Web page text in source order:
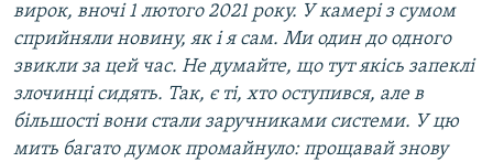
вирок, вночі 1 лютого 2021 року. У камері з сумом
сприйняли новину, як і я сам. Ми один до одного
звикли за цей час. Не думайте, що тут якісь запеклі
злочинці сидять. Так, є ті, хто оступився, але в
більшості вони стали заручниками системи. У цю
мить багато думок промайнуло: прощавай знову